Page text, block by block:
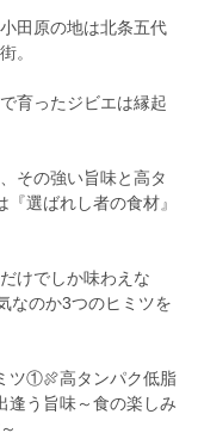
田原の地は北条五代
。
育ったジビエは縁起
その強い旨味と高タ
選ばれし者の食材』
けでしか味わえな
なのか3つのヒミツを
ツ①🍖高タンパク低脂
逢う旨味～食の楽しみ